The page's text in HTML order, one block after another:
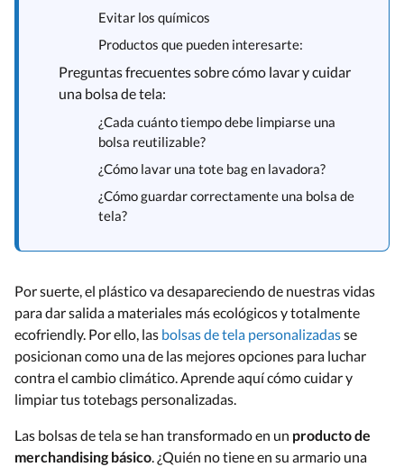
Evitar los químicos
Productos que pueden interesarte:
Preguntas frecuentes sobre cómo lavar y cuidar
una bolsa de tela:
¿Cada cuánto tiempo debe limpiarse una
bolsa reutilizable?
¿Cómo lavar una tote bag en lavadora?
¿Cómo guardar correctamente una bolsa de
tela?
Por suerte, el plástico va desapareciendo de nuestras vidas
para dar salida a materiales más ecológicos y totalmente
ecofriendly. Por ello, las bolsas de tela personalizadasse
posicionan como una de las mejores opciones para luchar
contra el cambio climático. Aprende aquí cómo cuidar y
limpiar tus totebags personalizadas.
Las bolsas de tela se han transformado en un producto de
merchandising básico. ¿Quién no tiene en su armario una